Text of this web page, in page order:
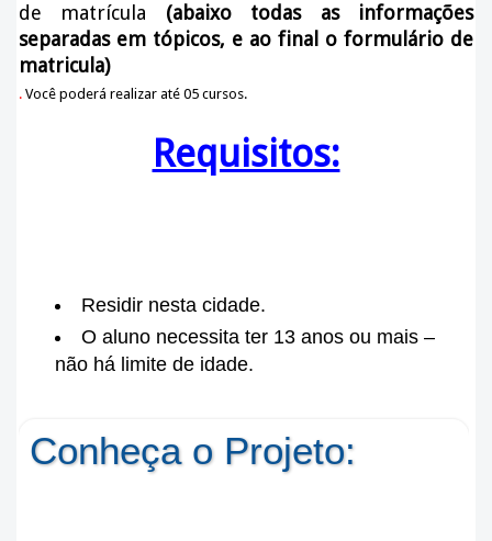
de matrícula (abaixo todas as informações
separadas em tópicos, e ao final o formulário de
matricula)
. Você poderá realizar até 05 cursos.
Requisitos:
Residir nesta cidade.
O aluno necessita ter 13 anos ou mais –
não há limite de idade.